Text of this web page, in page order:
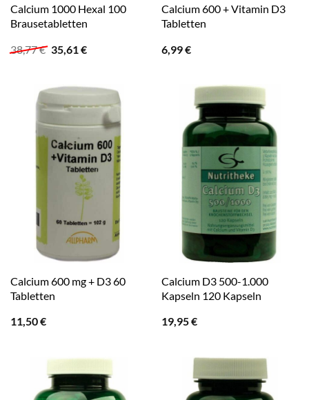
Calcium 1000 Hexal 100
Brausetabletten
38,77€ Ursprünglicher
Preis
35,61 €Aktueller
Calcium 600 + Vitamin D3
Tabletten
6,99€
Calcium 600 mg + D3 60
Tabletten
11,50€
Calcium D3 500-1.000
Kapseln 120 Kapseln
19,95€